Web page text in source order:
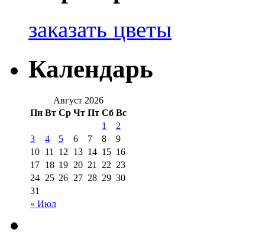
заказать цветы
Календарь
Август 2026
Пн Вт Ср Чт Пт Сб Вс
« Июл
1
2
3
4 5 6 7 8
9
10 11 12 13 14 15 16
17 18 19 20 21 22 23
24 25 26 27 28 29 30
31